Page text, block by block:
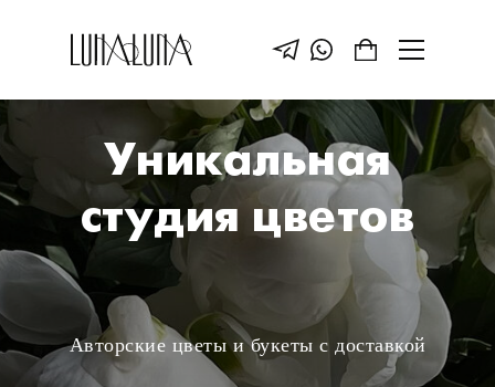
Уникальная
студия цветов
Авторские цветы и букеты с доставкой